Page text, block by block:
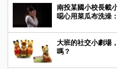
南投某國小校長載
噁心用菜瓜布洗澡
大班的社交小劇場
嗎？